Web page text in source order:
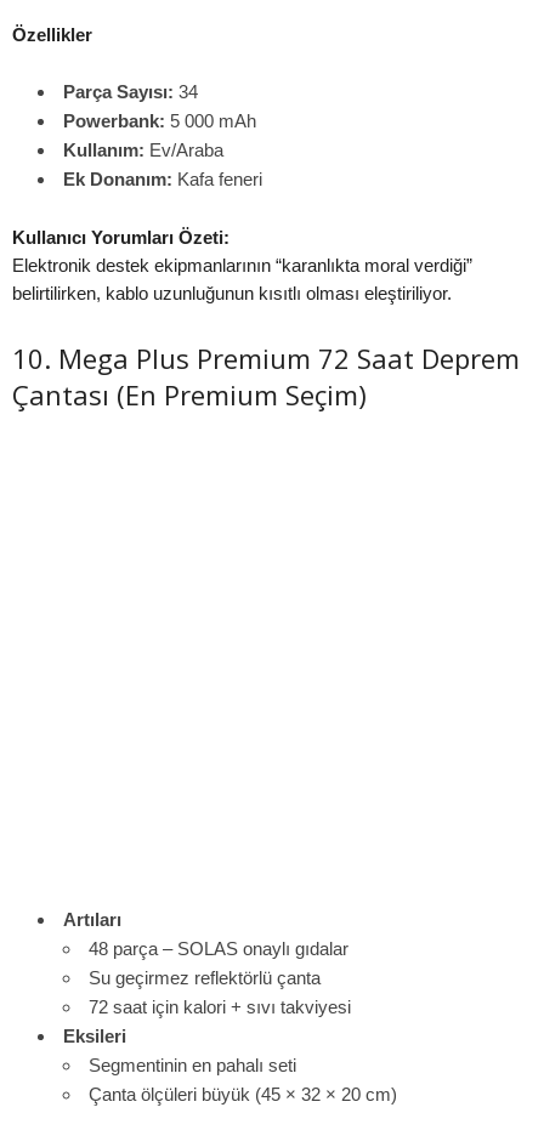
Özellikler
Parça Sayısı: 34
Powerbank: 5 000 mAh
Kullanım: Ev/Araba
Ek Donanım: Kafa feneri
Kullanıcı Yorumları Özeti:
Elektronik destek ekipmanlarının “karanlıkta moral verdiği”
belirtilirken, kablo uzunluğunun kısıtlı olması eleştiriliyor.
10. Mega Plus Premium 72 Saat Deprem
Çantası (En Premium Seçim)
Artıları
48 parça – SOLAS onaylı gıdalar
Su geçirmez reflektörlü çanta
72 saat için kalori + sıvı takviyesi
Eksileri
Segmentinin en pahalı seti
Çanta ölçüleri büyük (45 × 32 × 20 cm)